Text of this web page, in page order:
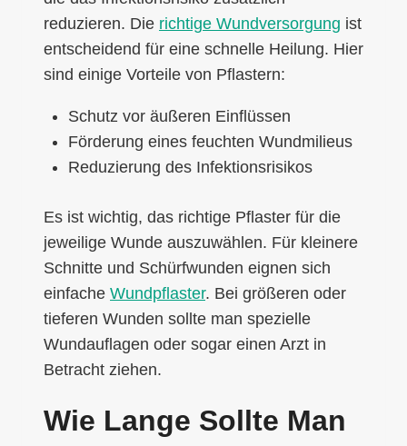
reduzieren. Die richtige Wundversorgung ist
entscheidend für eine schnelle Heilung. Hier
sind einige Vorteile von Pflastern:
Schutz vor äußeren Einflüssen
Förderung eines feuchten Wundmilieus
Reduzierung des Infektionsrisikos
Es ist wichtig, das richtige Pflaster für die
jeweilige Wunde auszuwählen. Für kleinere
Schnitte und Schürfwunden eignen sich
einfache Wundpflaster. Bei größeren oder
tieferen Wunden sollte man spezielle
Wundauflagen oder sogar einen Arzt in
Betracht ziehen.
Wie Lange Sollte Man